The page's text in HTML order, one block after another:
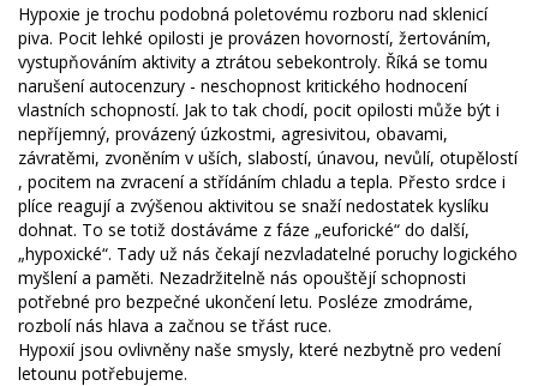
Hypoxie je trochu podobná poletovému rozboru nad sklenicí
piva. Pocit lehké opilosti je provázen hovorností, žertováním,
vystupňováním aktivity a ztrátou sebekontroly. Říká se tomu
narušení autocenzury - neschopnost kritického hodnocení
vlastních schopností. Jak to tak chodí, pocit opilosti může být i
nepříjemný, provázený úzkostmi, agresivitou, obavami,
závratěmi, zvoněním v uších, slabostí, únavou, nevůlí, otupělostí
, pocitem na zvracení a střídáním chladu a tepla. Přesto srdce i
plíce reagují a zvýšenou aktivitou se snaží nedostatek kyslíku
dohnat. To se totiž dostáváme z fáze „euforické“ do další,
„hypoxické“. Tady už nás čekají nezvladatelné poruchy logického
myšlení a paměti. Nezadržitelně nás opouštějí schopnosti
potřebné pro bezpečné ukončení letu. Posléze zmodráme,
rozbolí nás hlava a začnou se třást ruce.
Hypoxií jsou ovlivněny naše smysly, které nezbytně pro vedení
letounu potřebujeme.